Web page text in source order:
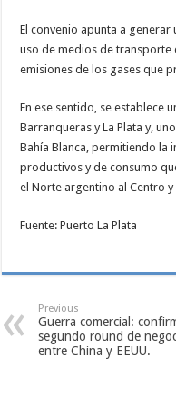
El convenio apunta a
uso de medios de transporte
emisiones de los gases que
En ese sentido, se establece
Barranqueras y La Plata y,
Bahía Blanca, permitiendo la
productivos y de consumo
el Norte argentino al Centro
Fuente: Puerto La Plata
Previous
Guerra comercial:
segundo round de
entre China y EEUU.